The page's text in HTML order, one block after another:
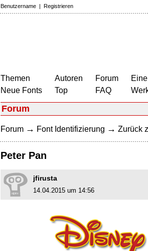
Benutzername | Registrieren
Themen
Neue Fonts
Autoren
Top
Forum
FAQ
Forum
Forum → Font Identifizierung → Zurück
Peter Pan
jfirusta
14.04.2015 um 14:56